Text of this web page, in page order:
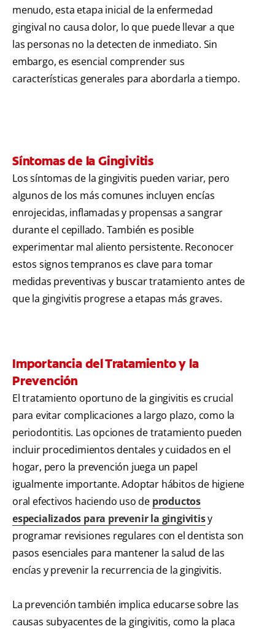
menudo, esta etapa inicial de la enfermedad
gingival no causa dolor, lo que puede llevar a que
las personas no la detecten de inmediato. Sin
embargo, es esencial comprender sus
características generales para abordarla a tiempo.
Síntomas de la Gingivitis
Los síntomas de la gingivitis pueden variar, pero
algunos de los más comunes incluyen encías
enrojecidas, inflamadas y propensas a sangrar
durante el cepillado. También es posible
experimentar mal aliento persistente. Reconocer
estos signos tempranos es clave para tomar
medidas preventivas y buscar tratamiento antes de
que la gingivitis progrese a etapas más graves.
Importancia del Tratamiento y la
Prevención
El tratamiento oportuno de la gingivitis es crucial
para evitar complicaciones a largo plazo, como la
periodontitis. Las opciones de tratamiento pueden
incluir procedimientos dentales y cuidados en el
hogar, pero la prevención juega un papel
igualmente importante. Adoptar hábitos de higiene
oral efectivos haciendo uso de productos
especializados para prevenir la gingivitisy
programar revisiones regulares con el dentista son
pasos esenciales para mantener la salud de las
encías y prevenir la recurrencia de la gingivitis.
La prevención también implica educarse sobre las
causas subyacentes de la gingivitis, como la placa